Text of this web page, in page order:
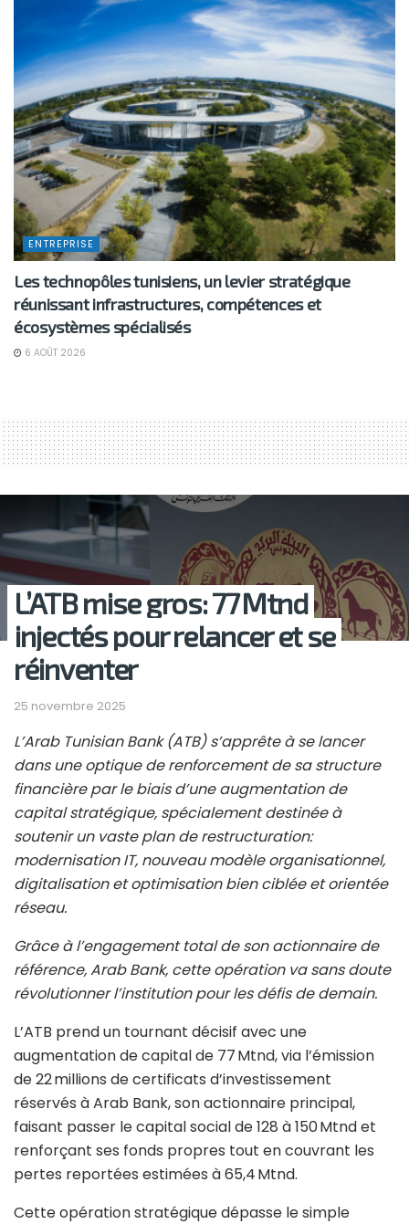
ENTREPRISE
Les technopôles tunisiens, un levier stratégique
réunissant infrastructures, compétences et
écosystèmes spécialisés
6 AOÛT 2026
L’ATB mise gros: 77 Mtnd
injectés pour relancer et se
réinventer
25 novembre 2025
L’Arab Tunisian Bank (ATB) s’apprête à se lancer
dans une optique de renforcement de sa structure
financière par le biais d’une augmentation de
capital stratégique, spécialement destinée à
soutenir un vaste plan de restructuration:
modernisation IT, nouveau modèle organisationnel,
digitalisation et optimisation bien ciblée et orientée
réseau.
Grâce à l’engagement total de son actionnaire de
référence, Arab Bank, cette opération va sans doute
révolutionner l’institution pour les défis de demain.
L’ATB prend un tournant décisif avec une
augmentation de capital de 77 Mtnd, via l’émission
de 22 millions de certificats d’investissement
réservés à Arab Bank, son actionnaire principal,
faisant passer le capital social de 128 à 150 Mtnd et
renforçant ses fonds propres tout en couvrant les
pertes reportées estimées à 65,4 Mtnd.
Cette opération stratégique dépasse le simple